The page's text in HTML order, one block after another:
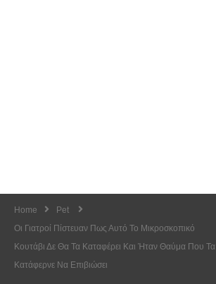
Home
Pet
Οι Γιατροί Πίστευαν Πως Αυτό Το Μικροσκοπικό
Κουτάβι Δε Θα Τα Καταφέρει Και Ήταν Θαύμα Που Τα
Κατάφερνε Να Επιβιώσει